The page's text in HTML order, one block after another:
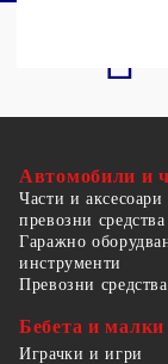
Автомобили и
Части и аксесоари
превозни средства
Гаражно
инструменти
Превозни средства
Бебета и малки
Играчки и игри